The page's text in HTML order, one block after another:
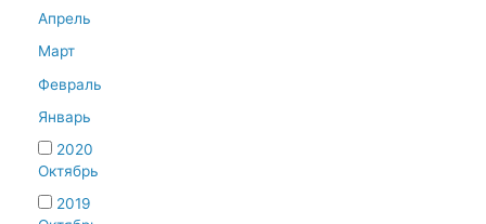
Апрель
Март
Февраль
Январь
2020
Октябрь
2019